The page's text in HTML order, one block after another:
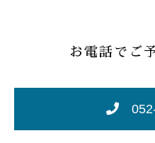
お電話でご